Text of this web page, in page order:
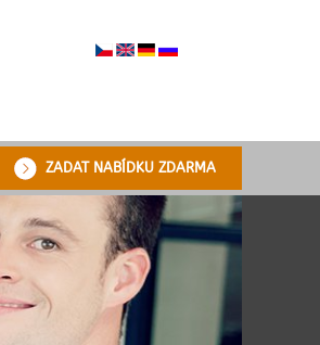
ZADAT NABÍDKU ZDARMA